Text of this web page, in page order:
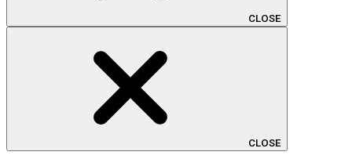
CLOSE
CLOSE